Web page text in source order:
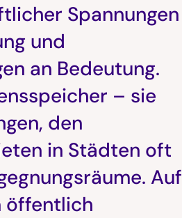
Spannungen
und
an Bedeutung.
– sie
den
in Städten oft
Auf
öffentlich